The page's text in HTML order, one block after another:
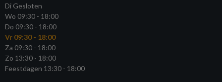
Di Gesloten
Wo 09:30 - 18:00
Do 09:30 - 18:00
Vr 09:30 - 18:00
Za 09:30 - 18:00
Zo 13:30 - 18:00
Feestdagen 13:30 - 18:00